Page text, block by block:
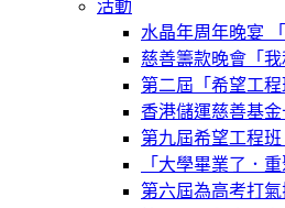
活動
水晶年周年晚宴
慈善籌款晚會「我
第二屆「希望工
香港儲運慈善基
第九屆希望工程
「大學畢業了．
第六屆為高考打氣